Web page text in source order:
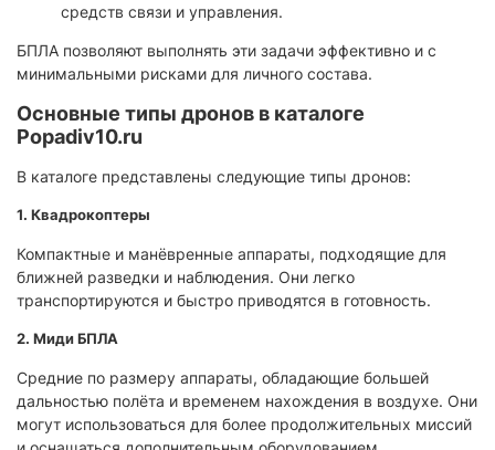
средств связи и управления.
БПЛА позволяют выполнять эти задачи эффективно и с
минимальными рисками для личного состава.
Основные типы дронов в каталоге
Popadiv10.ru
В каталоге представлены следующие типы дронов:
1. Квадрокоптеры
Компактные и манёвренные аппараты, подходящие для
ближней разведки и наблюдения. Они легко
транспортируются и быстро приводятся в готовность.
2. Миди БПЛА
Средние по размеру аппараты, обладающие большей
дальностью полёта и временем нахождения в воздухе. Они
могут использоваться для более продолжительных миссий